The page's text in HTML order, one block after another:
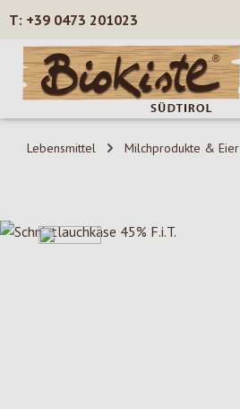
Zum Hauptinhalt springen
+39 0473 201023
Lebensmittel Milchprodukte & Eier
Bildergalerie überspringen